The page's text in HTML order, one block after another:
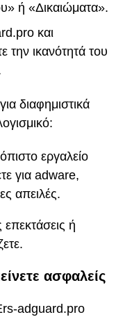
ή «Δικαιώματα».
και
την ικανότητά του
διαφημιστικά
εργαλείο
για adware,
απειλές.
ή
ασφαλείς
adguard.pro